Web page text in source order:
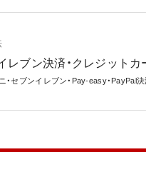
レブン決済・クレジットカ
セブンイレブン・Pay-easy・PayPal